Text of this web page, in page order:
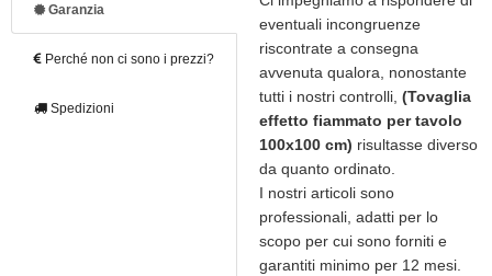
Garanzia
Perché non ci sono i prezzi?
Spedizioni
eventuali incongruenze
riscontrate a consegna
avvenuta qualora, nonostante
tutti i nostri controlli, (Tovaglia
effetto fiammato per tavolo
100x100 cm) risultasse diverso
da quanto ordinato.
I nostri articoli sono
professionali, adatti per lo
scopo per cui sono forniti e
garantiti minimo per 12 mesi.